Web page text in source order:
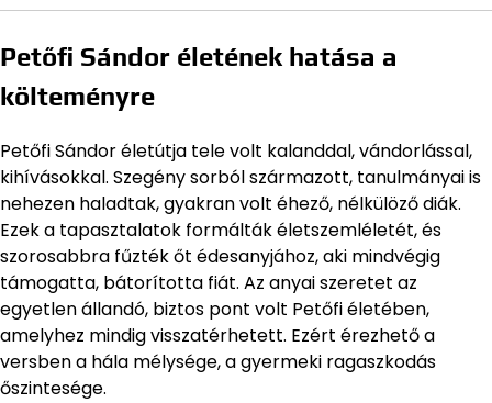
Petőfi Sándor életének hatása a
költeményre
Petőfi Sándor életútja tele volt kalanddal, vándorlással,
kihívásokkal. Szegény sorból származott, tanulmányai is
nehezen haladtak, gyakran volt éhező, nélkülöző diák.
Ezek a tapasztalatok formálták életszemléletét, és
szorosabbra fűzték őt édesanyjához, aki mindvégig
támogatta, bátorította fiát. Az anyai szeretet az
egyetlen állandó, biztos pont volt Petőfi életében,
amelyhez mindig visszatérhetett. Ezért érezhető a
versben a hála mélysége, a gyermeki ragaszkodás
őszintesége.